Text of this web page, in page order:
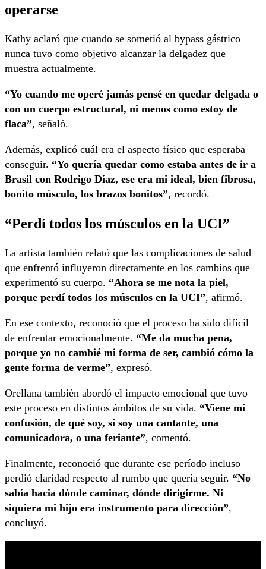
operarse
Kathy aclaró que cuando se sometió al bypass gástrico
nunca tuvo como objetivo alcanzar la delgadez que
muestra actualmente.
“Yo cuando me operé jamás pensé en quedar delgada o
con un cuerpo estructural, ni menos como estoy de
flaca”, señaló.
Además, explicó cuál era el aspecto físico que esperaba
conseguir. “Yo quería quedar como estaba antes de ir a
Brasil con Rodrigo Díaz, ese era mi ideal, bien fibrosa,
bonito músculo, los brazos bonitos”, recordó.
“Perdí todos los músculos en la UCI”
La artista también relató que las complicaciones de salud
que enfrentó influyeron directamente en los cambios que
experimentó su cuerpo. “Ahora se me nota la piel,
porque perdí todos los músculos en la UCI”, afirmó.
En ese contexto, reconoció que el proceso ha sido difícil
de enfrentar emocionalmente. “Me da mucha pena,
porque yo no cambié mi forma de ser, cambió cómo la
gente forma de verme”, expresó.
Orellana también abordó el impacto emocional que tuvo
este proceso en distintos ámbitos de su vida. “Viene mi
confusión, de qué soy, si soy una cantante, una
comunicadora, o una feriante”, comentó.
Finalmente, reconoció que durante ese período incluso
perdió claridad respecto al rumbo que quería seguir. “No
sabía hacia dónde caminar, dónde dirigirme. Ni
siquiera mi hijo era instrumento para dirección”,
concluyó.